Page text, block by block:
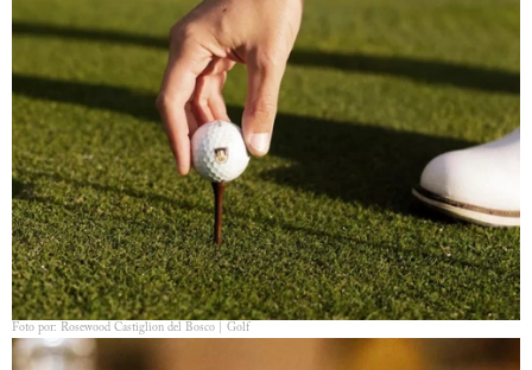
Foto por: Rosewood Castiglion del Bosco | Golf